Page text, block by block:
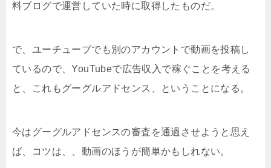
料ブログで運営していた時に取得したものだ。
で、ユーチューブでも別のアカウントで動画を投稿し
ているので、YouTubeで広告収入で稼ぐことを考える
と、これもグーグルアドセンス、ということになる。
今はグーグルアドセンスの審査を通過させようと思え
ば、コツは、、動画のほうが簡単かもしれない。